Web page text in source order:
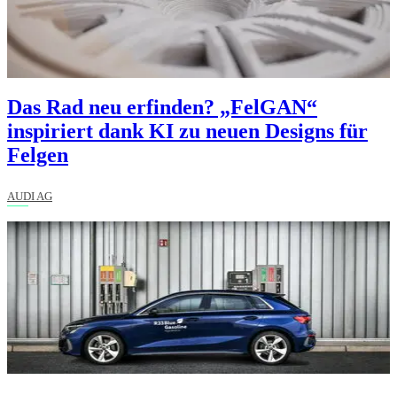
Das Rad neu erfinden? „FelGAN“
inspiriert dank KI zu neuen Designs für
Felgen
AUDI AG